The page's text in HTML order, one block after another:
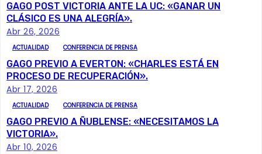
g
c
ó
n
GAGO POST VICTORIA ANTE LA UC: «GANAR UN
CLÁSICO ES UNA ALEGRÍA».
Abr 26, 2026
ACTUALIDAD CONFERENCIA DE PRENSA
GAGO PREVIO A EVERTON: «CHARLES ESTÁ EN
PROCESO DE RECUPERACIÓN».
Abr 17, 2026
ACTUALIDAD CONFERENCIA DE PRENSA
GAGO PREVIO A ÑUBLENSE: «NECESITAMOS LA
VICTORIA».
Abr 10, 2026